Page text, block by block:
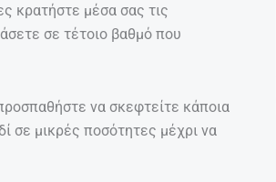
κρατήστε μέσα σας τις
σε τέτοιο βαθμό που
να σκεφτείτε κάποια
σε μικρές ποσότητες μέχρι να